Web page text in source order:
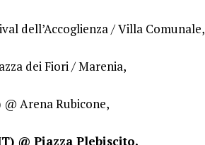
dell’Accoglienza / Villa Comunale,
dei Fiori / Marenia,
Arena Rubicone,
@ Piazza Plebiscito,